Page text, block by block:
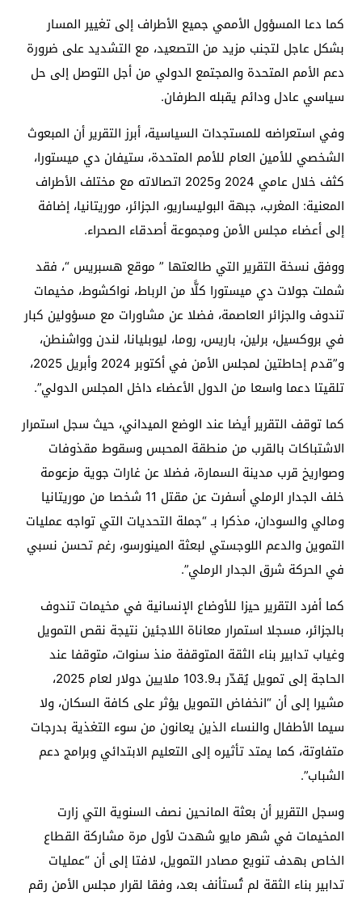
كما دعا المسؤول الأممي جميع الأطراف إلى تغيير المسار
بشكل عاجل لتجنب مزيد من التصعيد، مع التشديد على ضرورة
دعم الأمم المتحدة والمجتمع الدولي من أجل التوصل إلى حل
سياسي عادل ودائم يقبله الطرفان.
وفي استعراضه للمستجدات السياسية، أبرز التقرير أن المبعوث
الشخصي للأمين العام للأمم المتحدة، ستيفان دي ميستورا،
كثف خلال عامي 2024 و2025 اتصالاته مع مختلف الأطراف
المعنية: المغرب، جبهة البوليساريو، الجزائر، موريتانيا، إضافة
إلى أعضاء مجلس الأمن ومجموعة أصدقاء الصحراء.
ووفق نسخة التقرير التي طالعتها ” موقع هسبريس “، فقد
شملت جولات دي ميستورا كلًّا من الرباط، نواكشوط، مخيمات
تندوف والجزائر العاصمة، فضلا عن مشاورات مع مسؤولين كبار
في بروكسيل، برلين، باريس، روما، ليوبليانا، لندن وواشنطن،
و”قدم إحاطتين لمجلس الأمن في أكتوبر 2024 وأبريل 2025،
تلقيتا دعما واسعا من الدول الأعضاء داخل المجلس الدولي”.
كما توقف التقرير أيضا عند الوضع الميداني، حيث سجل استمرار
الاشتباكات بالقرب من منطقة المحبس وسقوط مقذوفات
وصواريخ قرب مدينة السمارة، فضلا عن غارات جوية مزعومة
خلف الجدار الرملي أسفرت عن مقتل 11 شخصا من موريتانيا
ومالي والسودان، مذكرا بـ “جملة التحديات التي تواجه عمليات
التموين والدعم اللوجستي لبعثة المينورسو، رغم تحسن نسبي
في الحركة شرق الجدار الرملي”.
كما أفرد التقرير حيزا للأوضاع الإنسانية في مخيمات تندوف
بالجزائر، مسجلا استمرار معاناة اللاجئين نتيجة نقص التمويل
وغياب تدابير بناء الثقة المتوقفة منذ سنوات، متوقفا عند
الحاجة إلى تمويل يُقدّر بـ103.9 ملايين دولار لعام 2025،
مشيرا إلى أن “انخفاض التمويل يؤثر على كافة السكان، ولا
سيما الأطفال والنساء الذين يعانون من سوء التغذية بدرجات
متفاوتة، كما يمتد تأثيره إلى التعليم الابتدائي وبرامج دعم
الشباب”.
وسجل التقرير أن بعثة المانحين نصف السنوية التي زارت
المخيمات في شهر مايو شهدت لأول مرة مشاركة القطاع
الخاص بهدف تنويع مصادر التمويل، لافتا إلى أن “عمليات
تدابير بناء الثقة لم تُستأنف بعد، وفقا لقرار مجلس الأمن رقم